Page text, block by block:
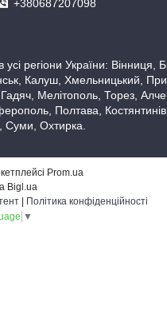
+380687207098
регіони України:
Калуш, Хмельницький,
Мелітополь, Торез,
Полтава,
Суми, Охтирка.
Prom.ua
Bigl.ua
Політика конфіденційності
▼